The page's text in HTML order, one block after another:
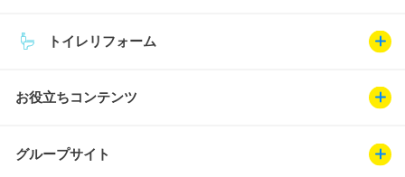
トイレリフォーム
お役立ちコンテンツ
グループサイト